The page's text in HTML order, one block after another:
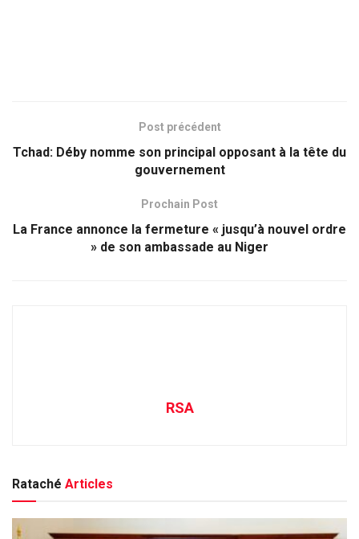
Post précédent
Tchad: Déby nomme son principal opposant à la tête du
gouvernement
Prochain Post
La France annonce la fermeture « jusqu’à nouvel ordre
» de son ambassade au Niger
RSA
Rataché Articles